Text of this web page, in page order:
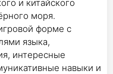
и китайского
моря.
форме с
языка,
интересные
навыки и